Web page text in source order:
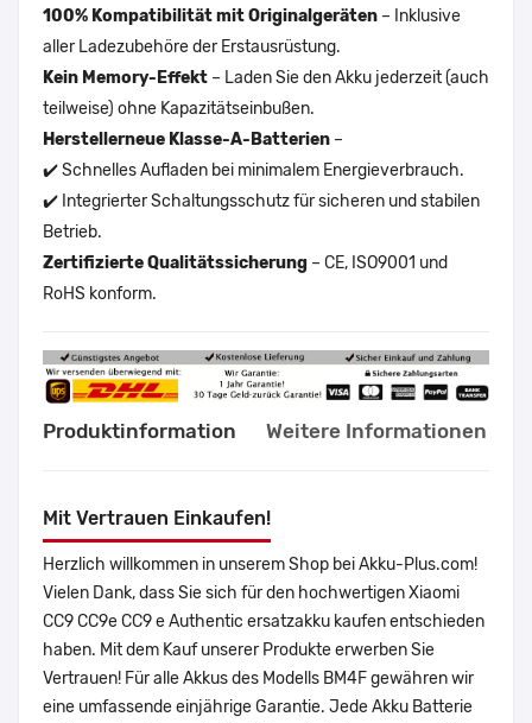
100% Kompatibilität mit Originalgeräten – Inklusive
aller Ladezubehöre der Erstausrüstung.
Kein Memory-Effekt – Laden Sie den Akku jederzeit (auch
teilweise) ohne Kapazitätseinbußen.
Herstellerneue Klasse-A-Batterien –
✔️ Schnelles Aufladen bei minimalem Energieverbrauch.
✔️ Integrierter Schaltungsschutz für sicheren und stabilen
Betrieb.
Zertifizierte Qualitätssicherung – CE, ISO9001 und
RoHS konform.
Produktinformation Weitere Informationen
Mit Vertrauen Einkaufen!
Herzlich willkommen in unserem Shop bei Akku-Plus.com!
Vielen Dank, dass Sie sich für den hochwertigen Xiaomi
CC9 CC9e CC9 e Authentic ersatzakku kaufen entschieden
haben. Mit dem Kauf unserer Produkte erwerben Sie
Vertrauen! Für alle Akkus des Modells BM4F gewähren wir
eine umfassende einjährige Garantie. Jede Akku Batterie